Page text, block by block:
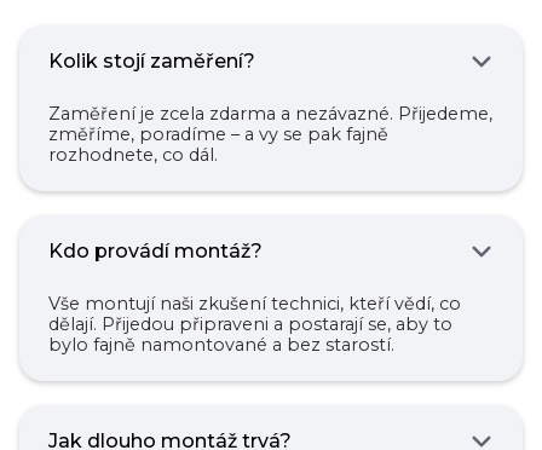
Kolik stojí zaměření?
Zaměření je zcela zdarma a nezávazné. Přijedeme,
změříme, poradíme – a vy se pak fajně
rozhodnete, co dál.
Kdo provádí montáž?
Vše montují naši zkušení technici, kteří vědí, co
dělají. Přijedou připraveni a postarají se, aby to
bylo fajně namontované a bez starostí.
Jak dlouho montáž trvá?